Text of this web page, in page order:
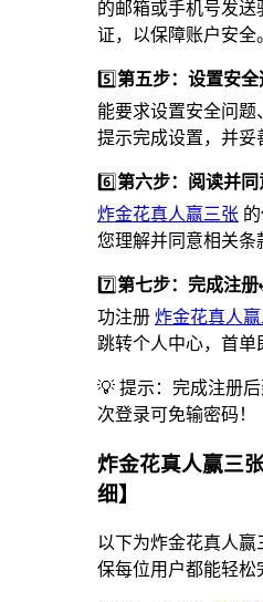
的邮箱或手机号发
证，以保障账户安全
5️⃣第五步：设置安全
能要求设置安全问
提示完成设置，并妥
6️⃣第六步：阅读并同
炸金花真人赢三张
您理解并同意相关条
7️⃣第七步：完成注册
功注册 炸金花真人
跳转个人中心，首单
💡 提示：完成注册
次登录可免输密码！
炸金花真人赢三
细】
以下为炸金花真人赢
保每位用户都能轻松